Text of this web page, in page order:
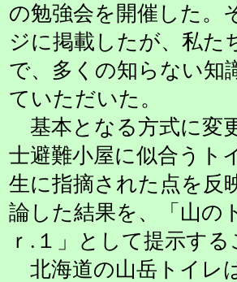
の勉強会を開催した。
ジに掲載したが、私た
で、多くの知らない知
ていただいた。
基本となる方式に変
士避難小屋に似合うト
生に指摘された点を反
論した結果を、「山の
ｒ.１」として提示する
北海道の山岳トイレ